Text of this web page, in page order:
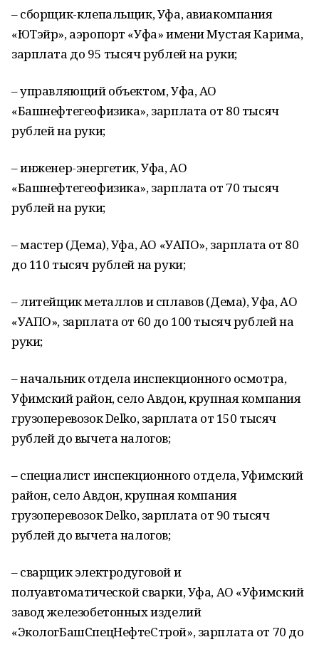
– сборщик-клепальщик, Уфа, авиакомпания
«ЮТэйр», аэропорт «Уфа» имени Мустая Карима,
зарплата до 95 тысяч рублей на руки;
– управляющий объектом, Уфа, АО
«Башнефтегеофизика», зарплата от 80 тысяч
рублей на руки;
– инженер-энергетик, Уфа, АО
«Башнефтегеофизика», зарплата от 70 тысяч
рублей на руки;
– мастер (Дема), Уфа, АО «УАПО», зарплата от 80
до 110 тысяч рублей на руки;
– литейщик металлов и сплавов (Дема), Уфа, АО
«УАПО», зарплата от 60 до 100 тысяч рублей на
руки;
– начальник отдела инспекционного осмотра,
Уфимский район, село Авдон, крупная компания
грузоперевозок Delko, зарплата от 150 тысяч
рублей до вычета налогов;
– специалист инспекционного отдела, Уфимский
район, село Авдон, крупная компания
грузоперевозок Delko, зарплата от 90 тысяч
рублей до вычета налогов;
– сварщик электродуговой и
полуавтоматической сварки, Уфа, АО «Уфимский
завод железобетонных изделий
«ЭкологБашСпецНефтеСтрой», зарплата от 70 до